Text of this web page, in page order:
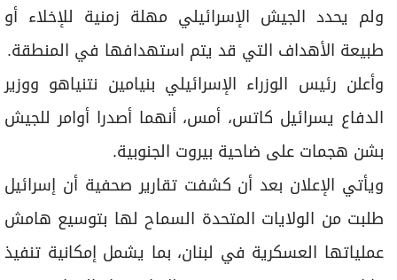
ولم يحدد الجيش الإسرائيلي مهلة زمنية للإخلاء أو
طبيعة الأهداف التي قد يتم استهدافها في المنطقة.
وأعلن رئيس الوزراء الإسرائيلي بنيامين نتنياهو ووزير
الدفاع يسرائيل كاتس، أمس، أنهما أصدرا أوامر للجيش
بشن هجمات على ضاحية بيروت الجنوبية.
ويأتي الإعلان بعد أن كشفت تقارير صحفية أن إسرائيل
طلبت من الولايات المتحدة السماح لها بتوسيع هامش
عملياتها العسكرية في لبنان، بما يشمل إمكانية تنفيذ